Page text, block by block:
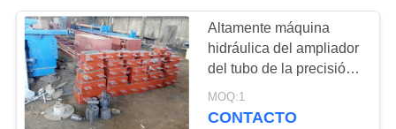
PRODUCTOS
VR
SHOW
formación caliente
del codo
Altamente máquina
hidráulica del ampliador
del tubo de la precisión
segura y fácil actuar
MOQ:1
CONTACTO